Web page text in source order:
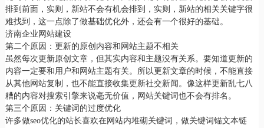
排到前面，实则，新站不会有机会排到，实则，新站的相关关键字很
难找到，这一点除了做基础优化外，还会有一个很好的基础。
济南企业网站建设
第二个原因：更新的原创内容和网站主题不相关
虽然每次更新原创文章，但其实内容和主题没有关系。要知道更新的
内容一定要和用户和网站主题有关。所以更新文章的时候，不能直接
从其他网站复制，也不能直接收集更新社交新闻。像这样更新乱七八
糟的内容对搜索引擎来说毫无价值，网站关键词也不会有排名。
第三个原因：关键词的过度优化
许多做seo优化的站长喜欢在网站内堆砌关键词，做关键词锚文本链